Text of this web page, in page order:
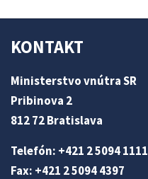
KONTAKT
Ministerstvo vnútra SR
Pribinova 2
812 72 Bratislava
Telefón: +421 2 5094 1111
Fax: +421 2 5094 4397